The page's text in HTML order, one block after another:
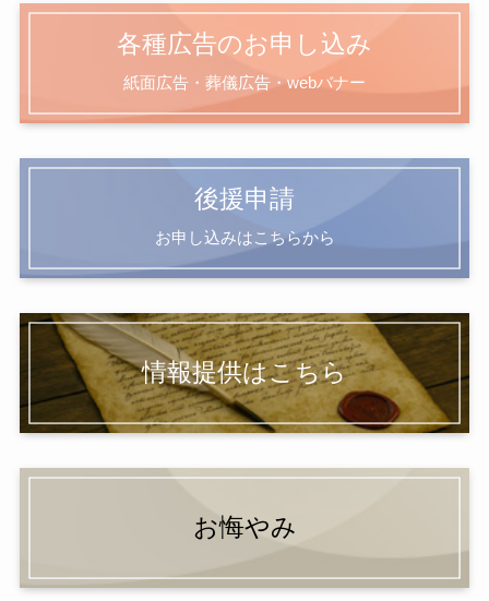
各種広告のお申し込み
紙面広告・葬儀広告・webバナー
後援申請
お申し込みはこちらから
情報提供はこちら
お悔やみ